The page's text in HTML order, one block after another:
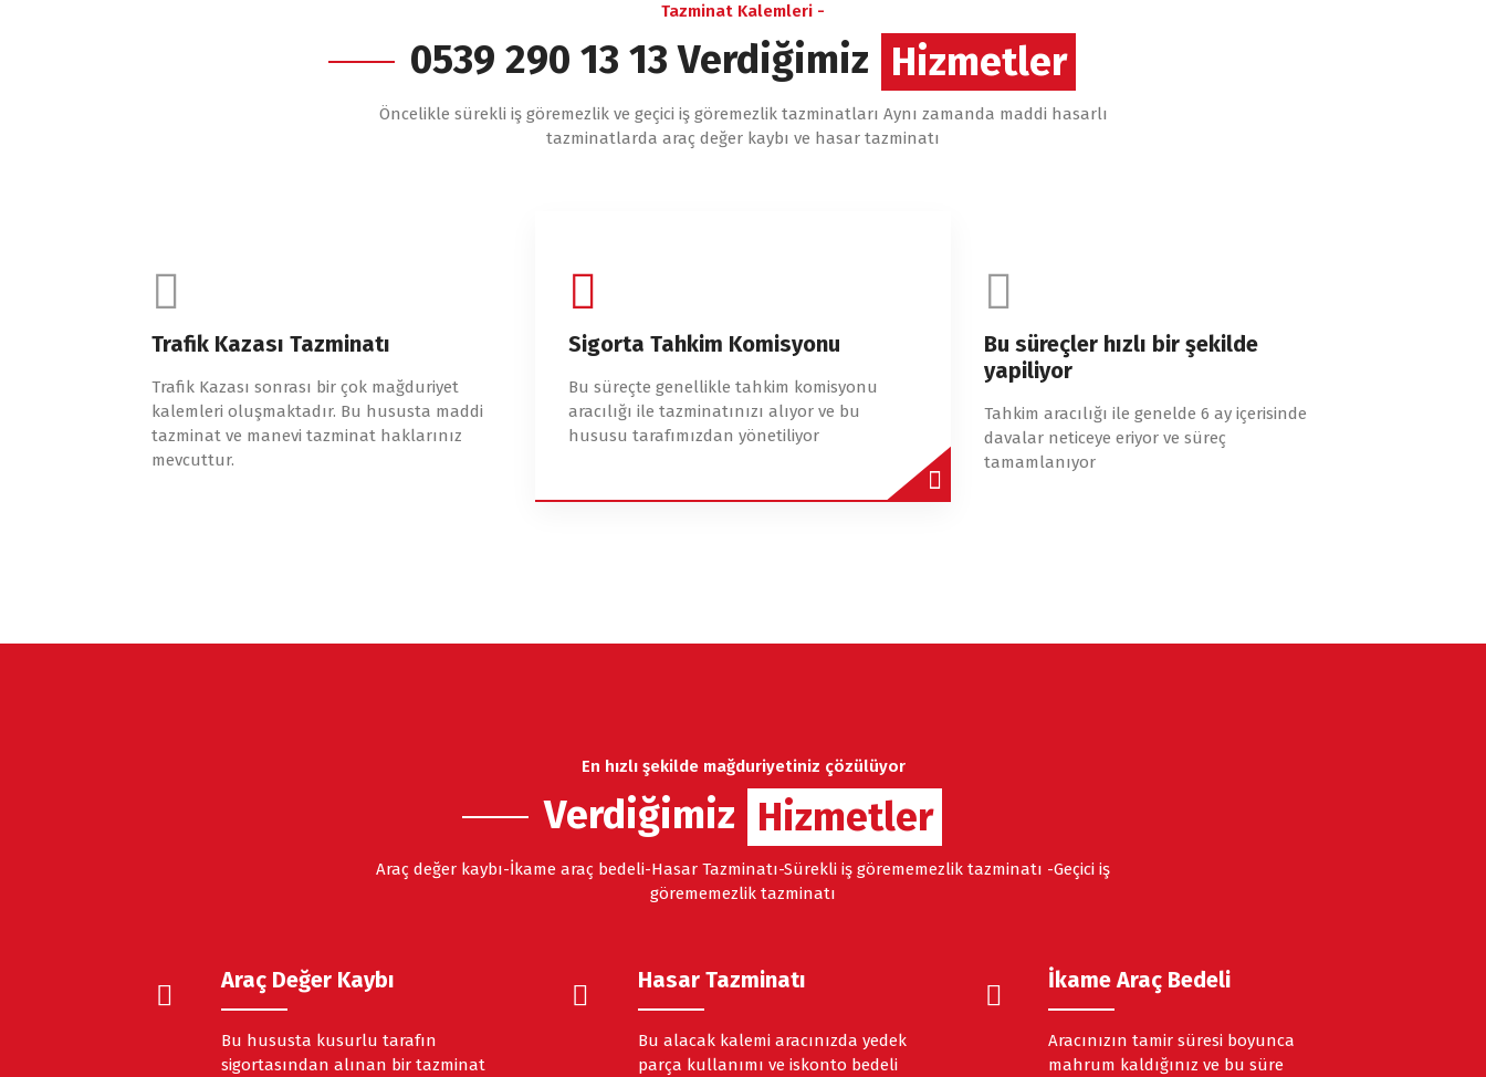
Tazminat Kalemleri -
0539 290 13 13 Verdiğimiz Hizmetler
Öncelikle sürekli iş göremezlik ve geçici iş göremezlik tazminatları Aynı zamanda maddi hasarlı
tazminatlarda araç değer kaybı ve hasar tazminatı
Trafik Kazası Tazminatı
Trafik Kazası sonrası bir çok mağduriyet
kalemleri oluşmaktadır. Bu hususta maddi
tazminat ve manevi tazminat haklarınız
mevcuttur.
Sigorta Tahkim Komisyonu
Bu süreçte genellikle tahkim komisyonu
aracılığı ile tazminatınızı alıyor ve bu
hususu tarafımızdan yönetiliyor
Bu süreçler hızlı bir şekilde
yapiliyor
Tahkim aracılığı ile genelde 6 ay içerisinde
davalar neticeye eriyor ve süreç
tamamlanıyor
En hızlı şekilde mağduriyetiniz çözülüyor
Verdiğimiz Hizmetler
Araç değer kaybı-İkame araç bedeli-Hasar Tazminatı-Sürekli iş görememezlik tazminatı -Geçici iş
görememezlik tazminatı
Araç Değer Kaybı
Bu hususta kusurlu tarafın
sigortasından alınan bir tazminat
Hasar Tazminatı
Bu alacak kalemi aracınızda yedek
parça kullanımı ve iskonto bedeli
İkame Araç Bedeli
Aracınızın tamir süresi boyunca
mahrum kaldığınız ve bu süre